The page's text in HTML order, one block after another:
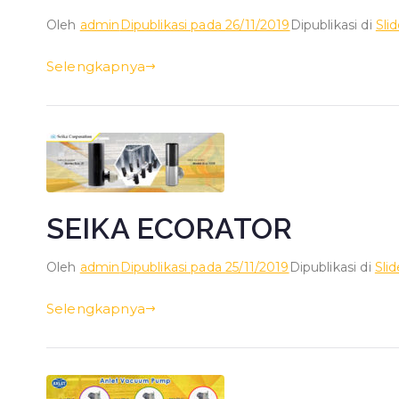
Oleh admin Dipublikasi pada26/11/2019 Dipublikasi di
Selengkapnya
SEIKA ECORATOR
Oleh admin Dipublikasi pada25/11/2019 Dipublikasi di
Selengkapnya